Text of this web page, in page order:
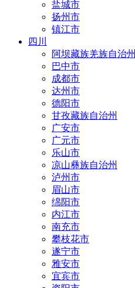
盐城市
扬州市
镇江市
四川
阿坝藏族羌族自治州
巴中市
成都市
达州市
德阳市
甘孜藏族自治州
广安市
广元市
乐山市
凉山彝族自治州
泸州市
眉山市
绵阳市
内江市
南充市
攀枝花市
遂宁市
雅安市
宜宾市